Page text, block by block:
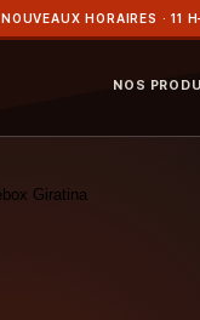
NOUVEAUX HORAIRES · 11
NOS